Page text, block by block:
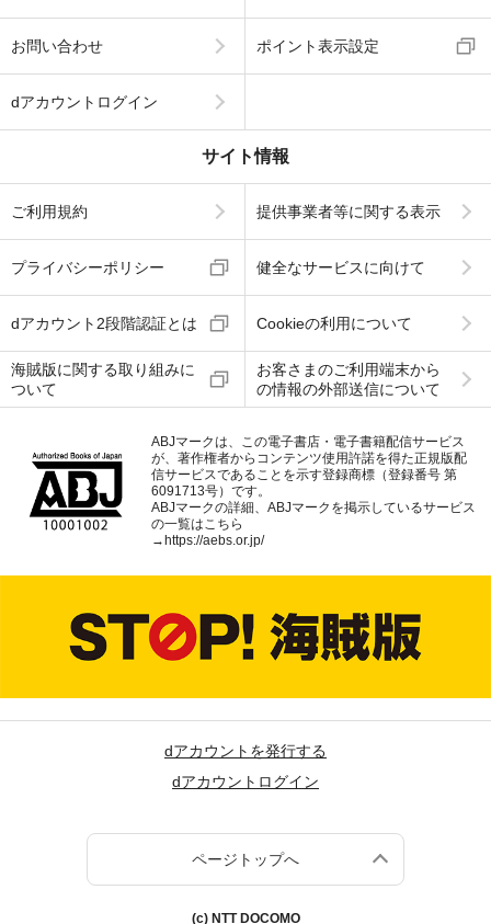
お問い合わせ ポイント表示設定
dアカウントログイン
サイト情報
ご利用規約 提供事業者等に関する表示
プライバシーポリシー 健全なサービスに向けて
dアカウント2段階認証とは Cookieの利用について
海賊版に関する取り組みに
ついて
お客さまのご利用端末から
の情報の外部送信について
ABJマークは、この電子書店・電子書籍配信サービス
が、著作権者からコンテンツ使用許諾を得た正規版配
信サービスであることを示す登録商標（登録番号 第
6091713号）です。
ABJマークの詳細、ABJマークを掲示しているサービス
の一覧はこちら
→ https://aebs.or.jp/
dアカウントを発行する
dアカウントログイン
ページトップへ
(c) NTT DOCOMO